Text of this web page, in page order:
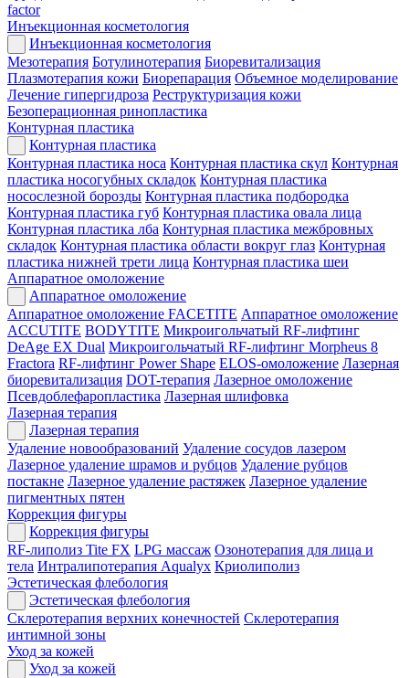
factor
Инъекционная косметология
Инъекционная косметология
Мезотерапия Ботулинотерапия Биоревитализация
Плазмотерапия кожи Биорепарация Объемное моделирование
Лечение гипергидроза Реструктуризация кожи
Безоперационная ринопластика
Контурная пластика
Контурная пластика
Контурная пластика носа Контурная пластика скул Контурная
пластика носогубных складок Контурная пластика
носослезной борозды Контурная пластика подбородка
Контурная пластика губ Контурная пластика овала лица
Контурная пластика лба Контурная пластика межбровных
складок Контурная пластика области вокруг глаз Контурная
пластика нижней трети лица Контурная пластика шеи
Аппаратное омоложение
Аппаратное омоложение
Аппаратное омоложение FACETITE Аппаратное омоложение
ACCUTITE BODYTITE Микроигольчатый RF-лифтинг
DeAge EX Dual Микроигольчатый RF-лифтинг Morpheus 8
Fractora RF-лифтинг Power Shape ELOS-омоложение Лазерная
биоревитализация DOT-терапия Лазерное омоложение
Псевдоблефаропластика Лазерная шлифовка
Лазерная терапия
Лазерная терапия
Удаление новообразований Удаление сосудов лазером
Лазерное удаление шрамов и рубцов Удаление рубцов
постакне Лазерное удаление растяжек Лазерное удаление
пигментных пятен
Коррекция фигуры
Коррекция фигуры
RF-липолиз Tite FX LPG массаж Озонотерапия для лица и
тела Интралипотерапия Aqualyx Криолиполиз
Эстетическая флебология
Эстетическая флебология
Склеротерапия верхних конечностей Склеротерапия
интимной зоны
Уход за кожей
Уход за кожей